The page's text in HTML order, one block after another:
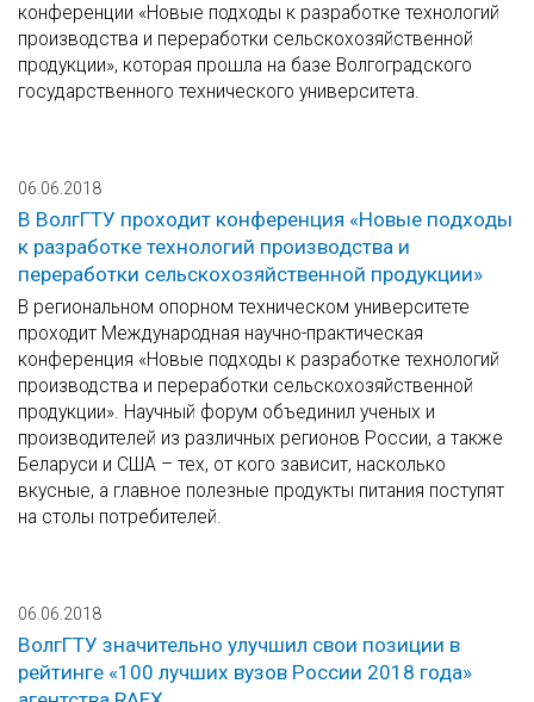
конференции «Новые подходы к разработке технологий
производства и переработки сельскохозяйственной
продукции», которая прошла на базе Волгоградского
государственного технического университета.
06.06.2018
В ВолгГТУ проходит конференция «Новые подходы
к разработке технологий производства и
переработки сельскохозяйственной продукции»
В региональном опорном техническом университете
проходит Международная научно-практическая
конференция «Новые подходы к разработке технологий
производства и переработки сельскохозяйственной
продукции». Научный форум объединил ученых и
производителей из различных регионов России, а также
Беларуси и США – тех, от кого зависит, насколько
вкусные, а главное полезные продукты питания поступят
на столы потребителей.
06.06.2018
ВолгГТУ значительно улучшил свои позиции в
рейтинге «100 лучших вузов России 2018 года»